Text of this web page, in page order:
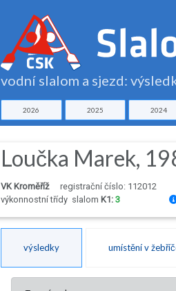
vodní slalom a sjezd:
2026 2025 2024
Loučka Marek,
VK Kroměříž
registrační číslo: 112012
výkonnostní třídy slalom K1: 3
výsledky umístění v